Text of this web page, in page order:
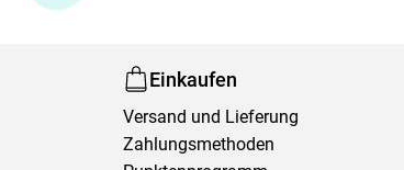
Einkaufen
Versand und Lieferung
Zahlungsmethoden